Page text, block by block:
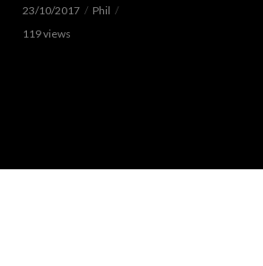
23/10/2017
Phil
119 views